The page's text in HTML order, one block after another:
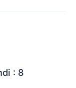
: 8